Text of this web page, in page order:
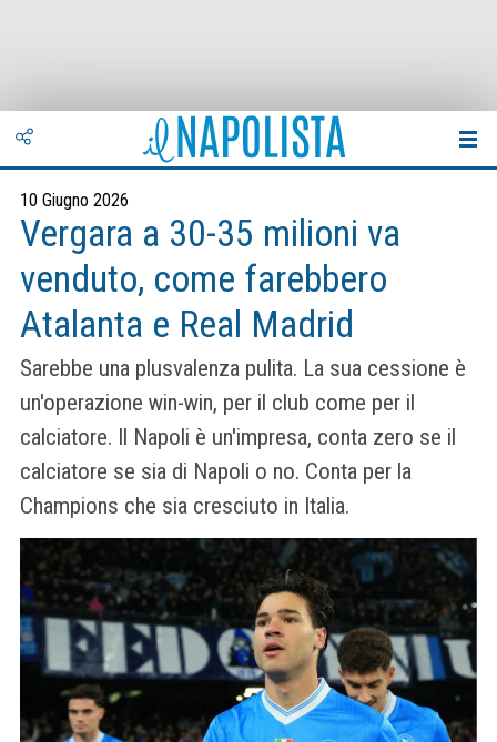
10 Giugno 2026
Vergara a 30-35 milioni va
venduto, come farebbero
Atalanta e Real Madrid
Sarebbe una plusvalenza pulita. La sua cessione è
un'operazione win-win, per il club come per il
calciatore. Il Napoli è un'impresa, conta zero se il
calciatore se sia di Napoli o no. Conta per la
Champions che sia cresciuto in Italia.